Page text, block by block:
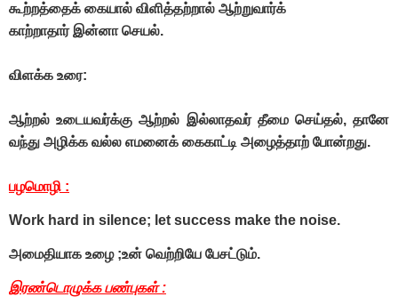
கூற்றத்தைக் கையால் விளித்தற்றால் ஆற்றுவார்க்
காற்றாதார் இன்னா செயல்.
விளக்க உரை:
ஆற்றல் உடையவர்க்கு ஆற்றல் இல்லாதவர் தீமை செய்தல், தானே
வந்து அழிக்க வல்ல எமனைக் கைகாட்டி அழைத்தாற் போன்றது.
பழமொழி :
Work hard in silence; let success make the noise.
அமைதியாக உழை ;உன் வெற்றியே பேசட்டும்.
இரண்டொழுக்க பண்புகள் :